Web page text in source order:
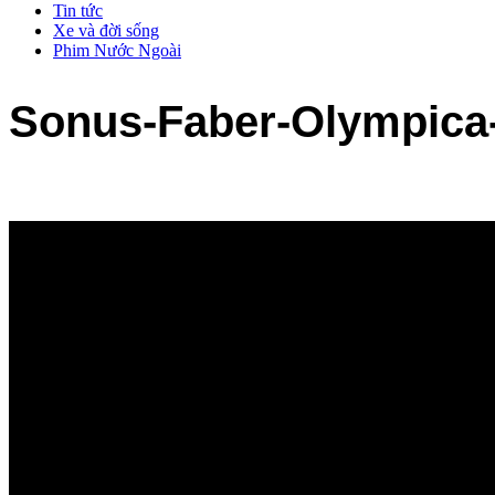
Tin tức
Xe và đời sống
Phim Nước Ngoài
Sonus-Faber-